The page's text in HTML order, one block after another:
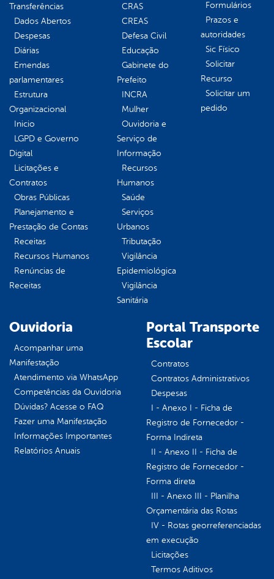
Transferências
Dados Abertos
Despesas
Diárias
Emendas
parlamentares
Estrutura
Organizacional
Inicio
LGPD e Governo
Digital
Licitações e
Contratos
Obras Públicas
Planejamento e
Prestação de Contas
Receitas
Recursos Humanos
Renúncias de
Receitas
CRAS
CREAS
Defesa Civil
Educação
Gabinete do
Prefeito
INCRA
Mulher
Ouvidoria e
Serviço de
Informação
Recursos
Humanos
Saúde
Serviços
Urbanos
Tributação
Vigilância
Epidemiológica
Vigilância
Sanitária
Formulários
Prazos e
autoridades
Sic Físico
Solicitar
Recurso
Solicitar um
pedido
Ouvidoria
Acompanhar uma
Manifestação
Atendimento via WhatsApp
Competências da Ouvidoria
Dúvidas? Acesse o FAQ
Fazer uma Manifestação
Informações Importantes
Relatórios Anuais
Portal Transporte
Escolar
Contratos
Contratos Administrativos
Despesas
I - Anexo I - Ficha de
Registro de Fornecedor -
Forma Indireta
II - Anexo II - Ficha de
Registro de Fornecedor -
Forma direta
III - Anexo III - Planilha
Orçamentária das Rotas
IV - Rotas georreferenciadas
em execução
Licitações
Termos Aditivos